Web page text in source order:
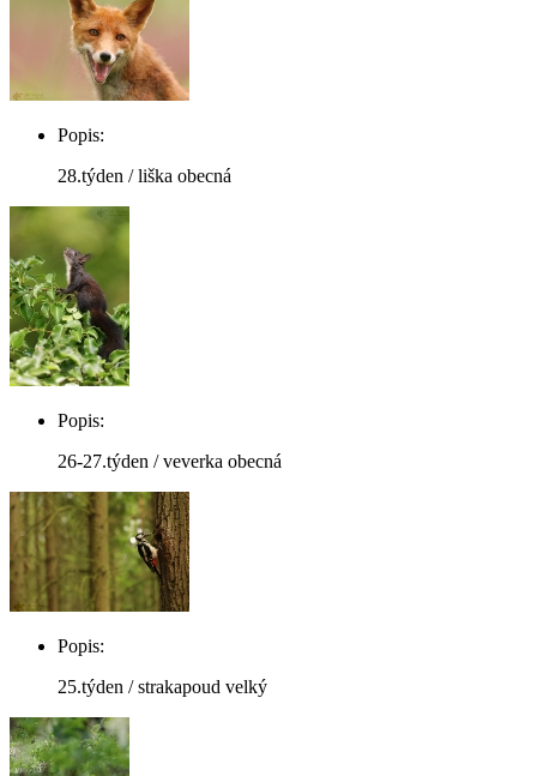
Popis:
28.týden / liška obecná
Popis:
26-27.týden / veverka obecná
Popis:
25.týden / strakapoud velký